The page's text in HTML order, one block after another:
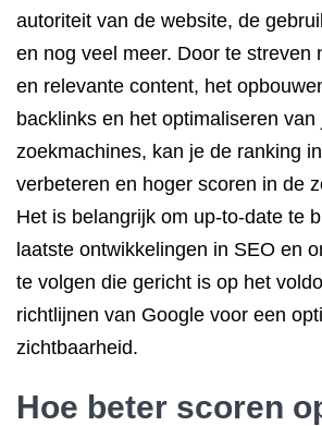
autoriteit van de website, de
en nog veel meer. Door te streven
en relevante content, het
backlinks en het optimaliseren
zoekmachines, kan je de ranking
verbeteren en hoger scoren in de
Het is belangrijk om up-to-date te
laatste ontwikkelingen in SEO en
te volgen die gericht is op het
richtlijnen van Google voor een
zichtbaarheid.
Hoe beter scoren